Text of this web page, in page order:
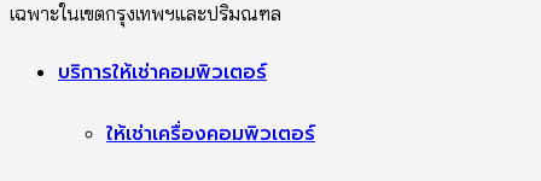
เฉพาะในเขตกรุงเทพฯและปริมณฑล
บริการให้เช่าคอมพิวเตอร์
ให้เช่าเครื่องคอมพิวเตอร์